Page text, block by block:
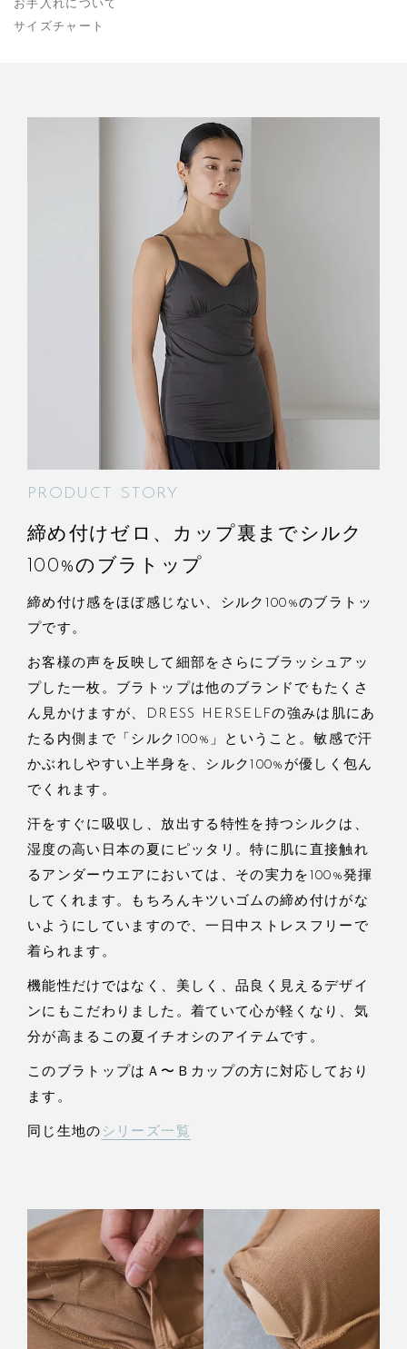
お手入れについて
サイズチャート
PRODUCT STORY
締め付けゼロ、カップ裏までシルク
100%のブラトップ
締め付け感をほぼ感じない、シルク100%のブラトッ
プです。
お客様の声を反映して細部をさらにブラッシュアッ
プした一枚。ブラトップは他のブランドでもたくさ
ん見かけますが、DRESS HERSELFの強みは肌にあ
たる内側まで「シルク100%」ということ。敏感で汗
かぶれしやすい上半身を、シルク100%が優しく包ん
でくれます。
汗をすぐに吸収し、放出する特性を持つシルクは、
湿度の高い日本の夏にピッタリ。特に肌に直接触れ
るアンダーウエアにおいては、その実力を100%発揮
してくれます。もちろんキツいゴムの締め付けがな
いようにしていますので、一日中ストレスフリーで
着られます。
機能性だけではなく、美しく、品良く見えるデザイ
ンにもこだわりました。着ていて心が軽くなり、気
分が高まるこの夏イチオシのアイテムです。
このブラトップはＡ〜Ｂカップの方に対応しており
ます。
同じ生地の シリーズ一覧